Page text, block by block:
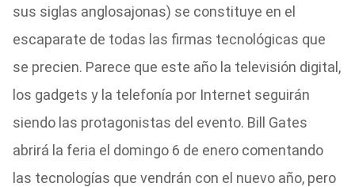
sus siglas anglosajonas) se constituye en el
escaparate de todas las firmas tecnológicas que
se precien. Parece que este año la televisión digital,
los gadgets y la telefonía por Internet seguirán
siendo las protagonistas del evento. Bill Gates
abrirá la feria el domingo 6 de enero comentando
las tecnologías que vendrán con el nuevo año, pero